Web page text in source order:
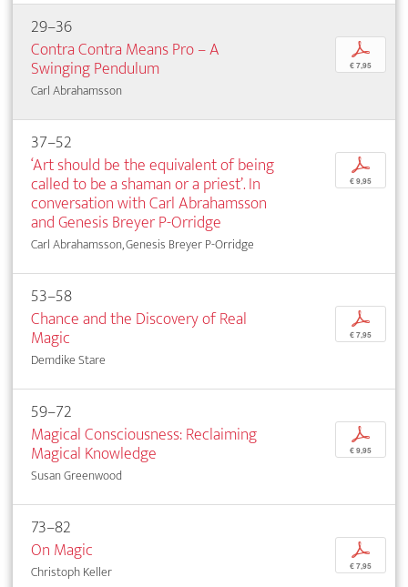
29–36
Contra Contra Means Pro – A
Swinging Pendulum
Carl Abrahamsson
p
€ 7,95
37–52
‘Art should be the equivalent of being
called to be a shaman or a priest’. In
conversation with Carl Abrahamsson
and Genesis Breyer P-Orridge
Carl Abrahamsson, Genesis Breyer P-Orridge
p
€ 9,95
53–58
Chance and the Discovery of Real
Magic
Demdike Stare
p
€ 7,95
59–72
Magical Consciousness: Reclaiming
Magical Knowledge
Susan Greenwood
p
€ 9,95
73–82
On Magic
Christoph Keller
p
€ 7,95